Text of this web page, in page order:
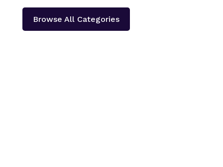
Browse All Categories